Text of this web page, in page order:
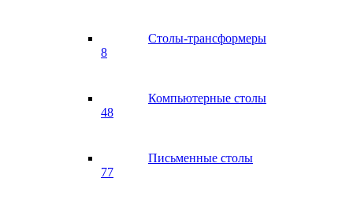
Столы-трансформеры
8
Компьютерные столы
48
Письменные столы
77